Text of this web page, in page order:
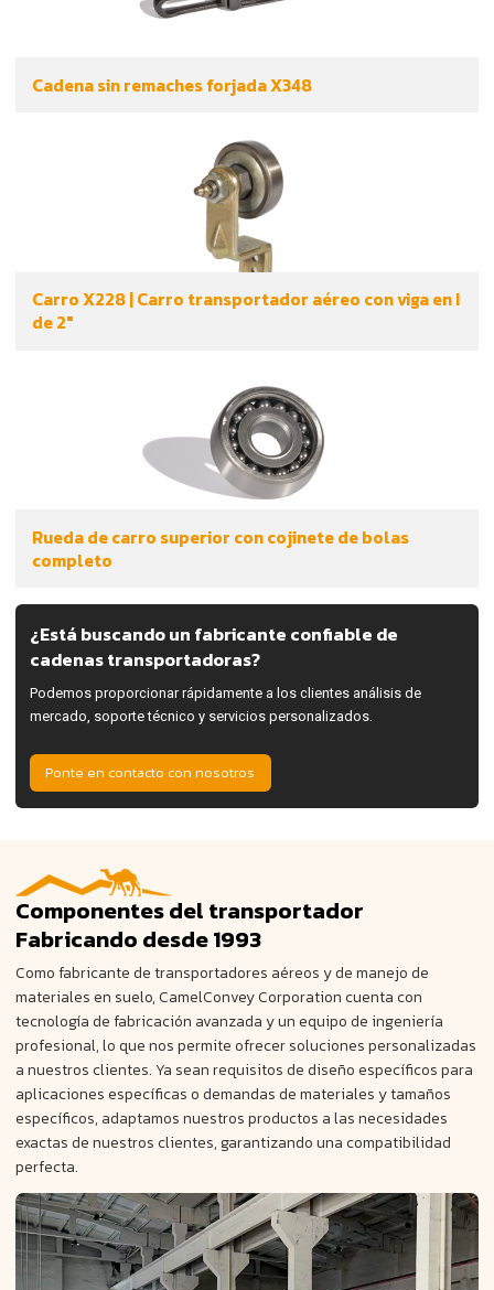
Cadena sin remaches forjada X348
Carro X228 | Carro transportador aéreo con viga en I
de 2"
Rueda de carro superior con cojinete de bolas
completo
¿Está buscando un fabricante confiable de
cadenas transportadoras?
Podemos proporcionar rápidamente a los clientes análisis de
mercado, soporte técnico y servicios personalizados.
Ponte en contacto con nosotros
Componentes del transportador
Fabricandodesde 1993
Como fabricante de transportadores aéreos y de manejo de
materiales en suelo, CamelConvey Corporation cuenta con
tecnología de fabricación avanzada y un equipo de ingeniería
profesional, lo que nos permite ofrecer soluciones personalizadas
a nuestros clientes. Ya sean requisitos de diseño específicos para
aplicaciones específicas o demandas de materiales y tamaños
específicos, adaptamos nuestros productos a las necesidades
exactas de nuestros clientes, garantizando una compatibilidad
perfecta.